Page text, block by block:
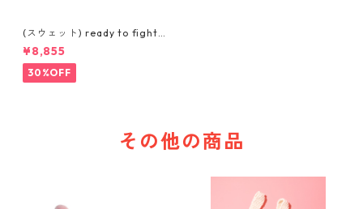
(スウェット) ready to fight
(WHITE)
¥8,855
30%OFF
その他の商品